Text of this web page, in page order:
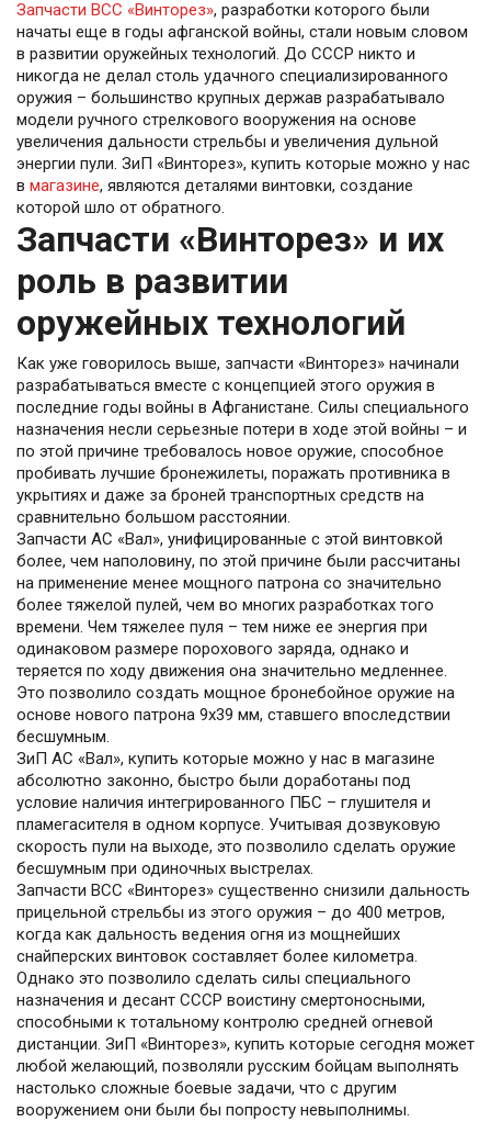
Запчасти ВСС «Винторез», разработки которого были
начаты еще в годы афганской войны, стали новым словом
в развитии оружейных технологий. До СССР никто и
никогда не делал столь удачного специализированного
оружия – большинство крупных держав разрабатывало
модели ручного стрелкового вооружения на основе
увеличения дальности стрельбы и увеличения дульной
энергии пули. ЗиП «Винторез», купить которые можно у нас
в магазине, являются деталями винтовки, создание
которой шло от обратного.
Запчасти «Винторез» и их
роль в развитии
оружейных технологий
Как уже говорилось выше, запчасти «Винторез» начинали
разрабатываться вместе с концепцией этого оружия в
последние годы войны в Афганистане. Силы специального
назначения несли серьезные потери в ходе этой войны – и
по этой причине требовалось новое оружие, способное
пробивать лучшие бронежилеты, поражать противника в
укрытиях и даже за броней транспортных средств на
сравнительно большом расстоянии.
Запчасти АС «Вал», унифицированные с этой винтовкой
более, чем наполовину, по этой причине были рассчитаны
на применение менее мощного патрона со значительно
более тяжелой пулей, чем во многих разработках того
времени. Чем тяжелее пуля – тем ниже ее энергия при
одинаковом размере порохового заряда, однако и
теряется по ходу движения она значительно медленнее.
Это позволило создать мощное бронебойное оружие на
основе нового патрона 9х39 мм, ставшего впоследствии
бесшумным.
ЗиП АС «Вал», купить которые можно у нас в магазине
абсолютно законно, быстро были доработаны под
условие наличия интегрированного ПБС – глушителя и
пламегасителя в одном корпусе. Учитывая дозвуковую
скорость пули на выходе, это позволило сделать оружие
бесшумным при одиночных выстрелах.
Запчасти ВСС «Винторез» существенно снизили дальность
прицельной стрельбы из этого оружия – до 400 метров,
когда как дальность ведения огня из мощнейших
снайперских винтовок составляет более километра.
Однако это позволило сделать силы специального
назначения и десант СССР воистину смертоносными,
способными к тотальному контролю средней огневой
дистанции. ЗиП «Винторез», купить которые сегодня может
любой желающий, позволяли русским бойцам выполнять
настолько сложные боевые задачи, что с другим
вооружением они были бы попросту невыполнимы.